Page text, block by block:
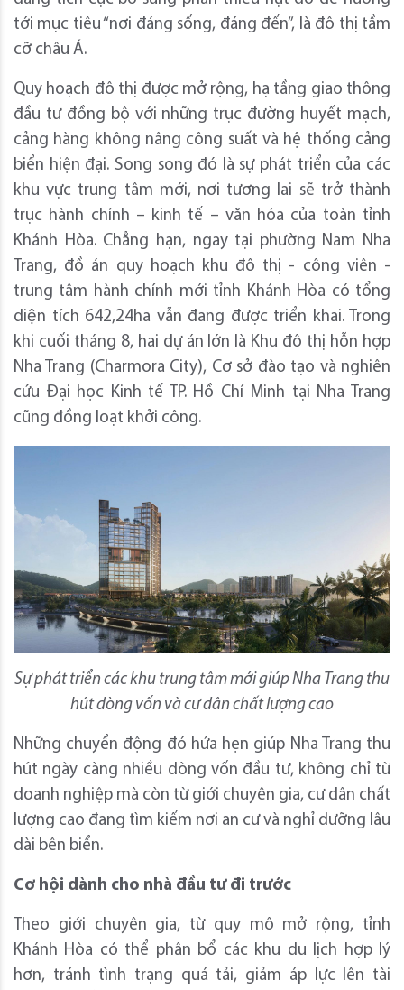
tới mục tiêu “nơi đáng sống, đáng đến”, là đô thị tầm
cỡ châu Á.
Quy hoạch đô thị được mở rộng, hạ tầng giao thông
đầu tư đồng bộ với những trục đường huyết mạch,
cảng hàng không nâng công suất và hệ thống cảng
biển hiện đại. Song song đó là sự phát triển của các
khu vực trung tâm mới, nơi tương lai sẽ trở thành
trục hành chính – kinh tế – văn hóa của toàn tỉnh
Khánh Hòa. Chẳng hạn, ngay tại phường Nam Nha
Trang, đồ án quy hoạch khu đô thị - công viên -
trung tâm hành chính mới tỉnh Khánh Hòa có tổng
diện tích 642,24ha vẫn đang được triển khai. Trong
khi cuối tháng 8, hai dự án lớn là Khu đô thị hỗn hợp
Nha Trang (Charmora City), Cơ sở đào tạo và nghiên
cứu Đại học Kinh tế TP. Hồ Chí Minh tại Nha Trang
cũng đồng loạt khởi công.
Sự phát triển các khu trung tâm mới giúp Nha Trang thu
hút dòng vốn và cư dân chất lượng cao
Những chuyển động đó hứa hẹn giúp Nha Trang thu
hút ngày càng nhiều dòng vốn đầu tư, không chỉ từ
doanh nghiệp mà còn từ giới chuyên gia, cư dân chất
lượng cao đang tìm kiếm nơi an cư và nghỉ dưỡng lâu
dài bên biển.
Cơ hội dành cho nhà đầu tư đi trước
Theo giới chuyên gia, từ quy mô mở rộng, tỉnh
Khánh Hòa có thể phân bổ các khu du lịch hợp lý
hơn, tránh tình trạng quá tải, giảm áp lực lên tài